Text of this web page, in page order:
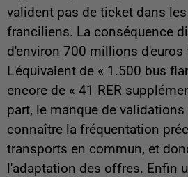
valident pas de ticket dans
franciliens. La conséquence
d'environ 700 millions d'euros
L'équivalent de « 1.500 bus
encore de « 41 RER
part, le manque de
connaître la fréquentation
transports en commun, et
l'adaptation des offres. Enfin